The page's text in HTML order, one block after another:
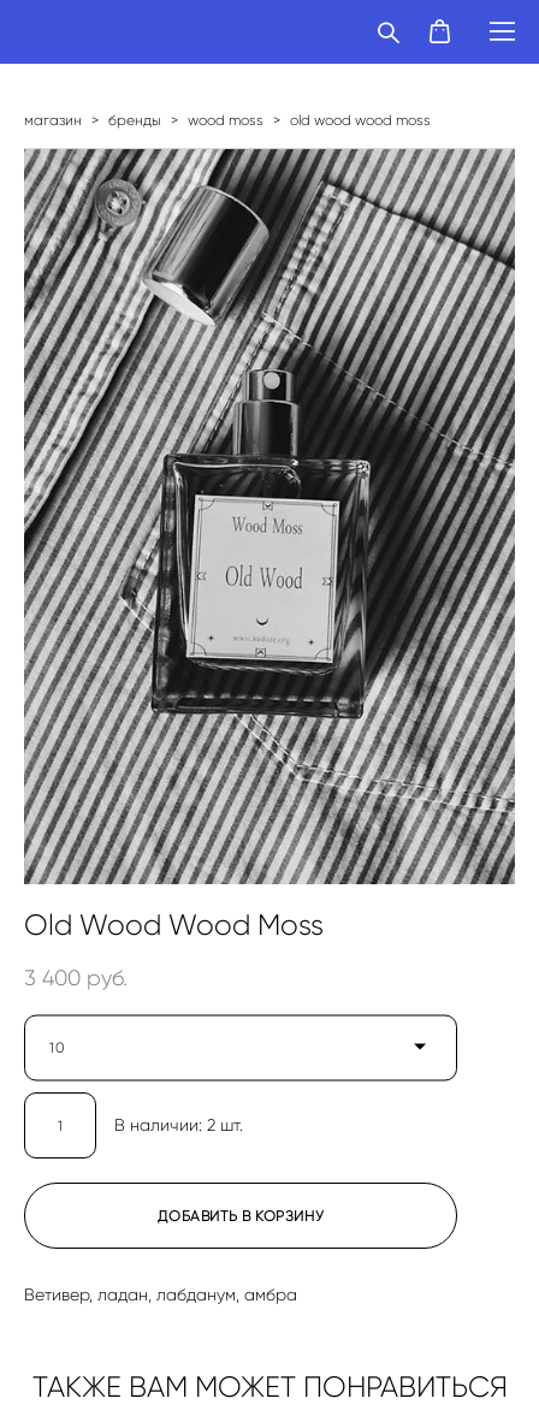
магазин > бренды > wood moss > old wood wood moss
Old Wood Wood Moss
3 400 pуб.
10
В наличии: 2 шт.
ДОБАВИТЬ В КОРЗИНУ
Ветивер, ладан, лабданум, амбра
ТАКЖЕ ВАМ МОЖЕТ ПОНРАВИТЬСЯ